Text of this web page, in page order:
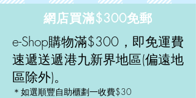
網店買滿$300免郵
e-Shop購物滿$300，即免運費
速遞送遞港九新界地區(偏遠地
區除外)。
＊如選順豐自助櫃劃一收費$30